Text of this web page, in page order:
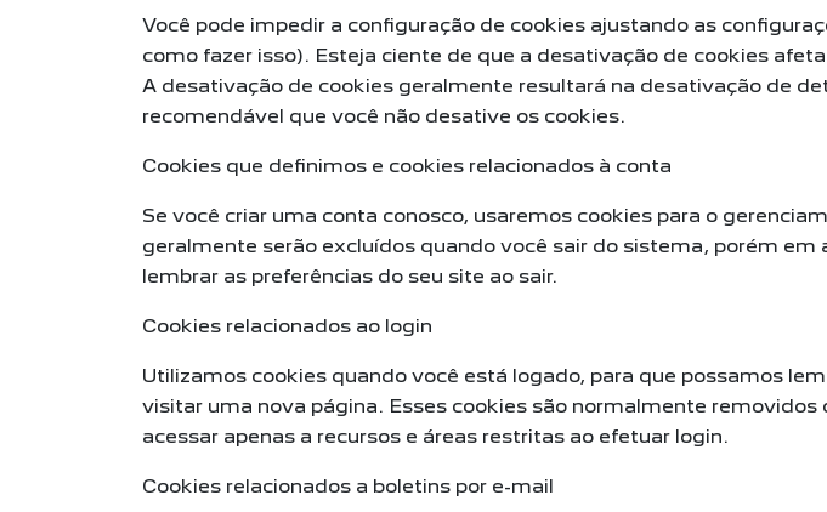
Você pode impedir a configuração de cookies ajustando as
como fazer isso). Esteja ciente de que a desativação de cookies
A desativação de cookies geralmente resultará na desativação de
recomendável que você não desative os cookies.
Cookies que definimos e cookies relacionados à conta
Se você criar uma conta conosco, usaremos cookies para o
geralmente serão excluídos quando você sair do sistema, porém
lembrar as preferências do seu site ao sair.
Cookies relacionados ao login
Utilizamos cookies quando você está logado, para que possamos
visitar uma nova página. Esses cookies são normalmente
acessar apenas a recursos e áreas restritas ao efetuar login.
Cookies relacionados a boletins por e-mail